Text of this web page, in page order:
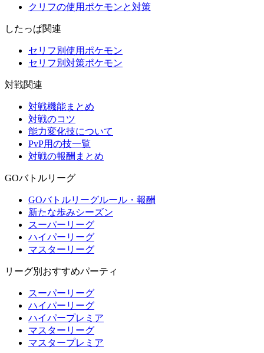
クリフの使用ポケモンと対策
したっぱ関連
セリフ別使用ポケモン
セリフ別対策ポケモン
対戦関連
対戦機能まとめ
対戦のコツ
能力変化技について
PvP用の技一覧
対戦の報酬まとめ
GOバトルリーグ
GOバトルリーグルール・報酬
新たな歩みシーズン
スーパーリーグ
ハイパーリーグ
マスターリーグ
リーグ別おすすめパーティ
スーパーリーグ
ハイパーリーグ
ハイパープレミア
マスターリーグ
マスタープレミア